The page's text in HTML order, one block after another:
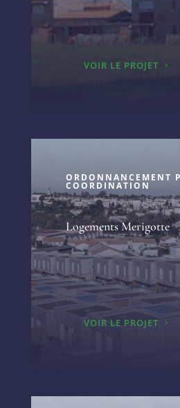
VOIR LE PROJET
ORDONNANCEMENT
COORDINATION
Logements Merigotte
VOIR LE PROJET